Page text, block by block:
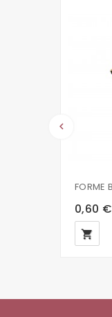
keyboard_arrow_left
0,60 €
local_grocery_store